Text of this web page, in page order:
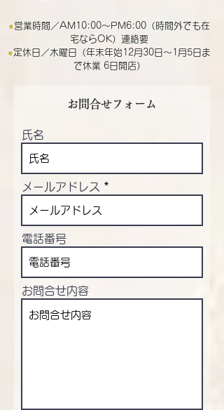
●営業時間／AM10:00～PM6:00（時間外でも在
宅ならOK）連絡要
●定休日／木曜日（年末年始12月30日～1月5日ま
で休業 6日開店）
お問合せフォーム
氏名
メールアドレス
電話番号
お問合せ内容